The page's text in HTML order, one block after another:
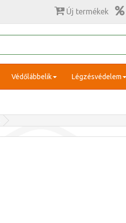
Új termékek
Védőlábbelik Légzésvédelem